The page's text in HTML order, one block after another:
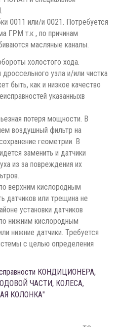
0011 или/и 0021. Потребуется
ГРМ т.к , по причинам
масляные каналы.
холостого хода.
узла и/или чистка
быть, как и низкое качество
указанныхв
потеря мощности. В
воздушный фильтр на
геометрии. В
заменить и датчики
из за повреждения их
верхним кислородным
датчиков или трещина не
установки датчиков
нижним кислородным
нижние датчики. Требуется
с целью определения
КОНДИЦИОНЕРА,
ЧАСТИ, КОЛЕСА,
КОЛОНКА"